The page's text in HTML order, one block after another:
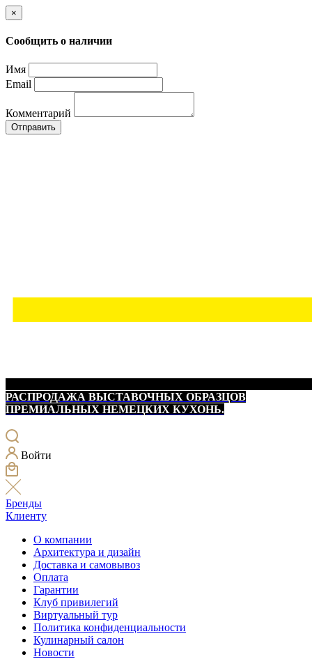
×
Сообщить о наличии
Имя
Email
Комментарий
Отправить
РАСПРОДАЖА ВЫСТАВОЧНЫХ ОБРАЗЦОВ
ПРЕМИАЛЬНЫХ НЕМЕЦКИХ КУХОНЬ.
Войти
Бренды
Клиенту
О компании
Архитектура и дизайн
Доставка и самовывоз
Оплата
Гарантии
Клуб привилегий
Виртуальный тур
Политика конфиденциальности
Кулинарный салон
Новости